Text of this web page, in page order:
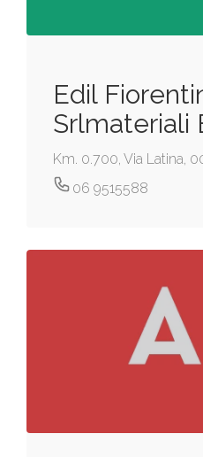
Edil
Srlmateriali
Km. 0.700, Via Latina,
06 9515588